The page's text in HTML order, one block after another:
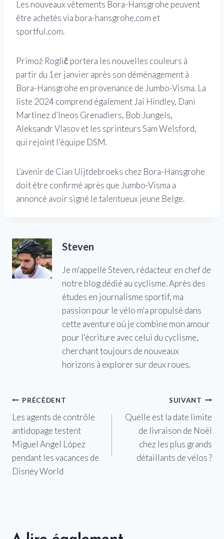
Les nouveaux vêtements Bora-Hansgrohe peuvent
être achetés via bora-hansgrohe.com et
sportful.com.
Primož Roglič portera les nouvelles couleurs à
partir du 1er janvier après son déménagement à
Bora-Hansgrohe en provenance de Jumbo-Visma. La
liste 2024 comprend également Jai Hindley, Dani
Martinez d’Ineos Grenadiers, Bob Jungels,
Aleksandr Vlasov et les sprinteurs Sam Welsford,
qui rejoint l’équipe DSM.
L’avenir de Cian Uijtdebroeks chez Bora-Hansgrohe
doit être confirmé après que Jumbo-Visma a
annoncé avoir signé le talentueux jeune Belge.
Steven
Je m'appelle Steven, rédacteur en chef de
notre blog dédié au cyclisme. Après des
études en journalisme sportif, ma
passion pour le vélo m'a propulsé dans
cette aventure où je combine mon amour
pour l'écriture avec celui du cyclisme,
cherchant toujours de nouveaux
horizons à explorer sur deux roues.
Navigation
de
l’article
PRÉCÉDENT
Les agents de contrôle
antidopage testent
Miguel Angel López
pendant les vacances de
Disney World
SUIVANT
Quelle est la date limite
de livraison de Noël
chez les plus grands
détaillants de vélos ?